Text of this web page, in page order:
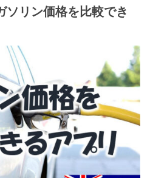
ソリン価格を比較でき